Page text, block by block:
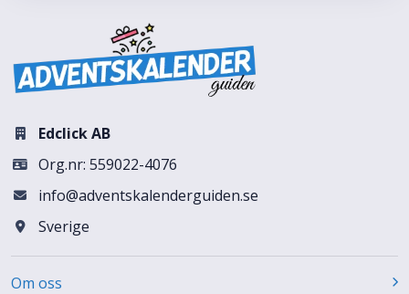
Edclick AB
Org.nr: 559022-4076
info@adventskalenderguiden.se
Sverige
Om oss